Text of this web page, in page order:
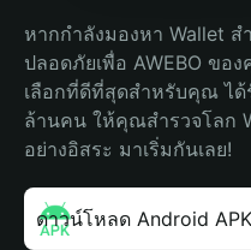
หากกำลังมองหา Wallet
ปลอดภัยเพื่อ AWEBO ขอ
เลือกที่ดีที่สุดสำหรับคุณ ได้
ล้านคน ให้คุณสำรวจโลก
อย่างอิสระ มาเริ่มกันเลย!
ดาวน์โหลด Android APK